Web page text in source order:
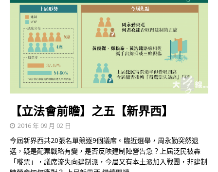
【立法會前瞻】之五【新界西】
2016 年 09 月 02 日
今屆新界西共20張名單競逐9個議席。臨近選舉，周永勤突然退
選，疑是配票戰略有變，是否反映建制陣營告急？上屆泛民被轟
「嘥票」，議席流失向建制派，今屆又有本土派加入戰團，非建制